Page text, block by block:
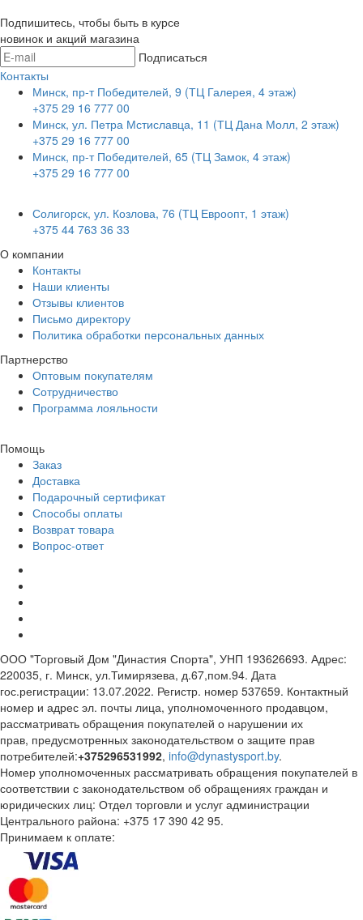
Подпишитесь, чтобы быть в курсе
новинок и акций магазина
Подписаться
Контакты
Минск, пр-т Победителей, 9 (ТЦ Галерея, 4 этаж)
+375 29 16 777 00
Минск, ул. Петра Мстиславца, 11 (ТЦ Дана Молл, 2 этаж)
+375 29 16 777 00
Минск, пр-т Победителей, 65 (ТЦ Замок, 4 этаж)
+375 29 16 777 00
Солигорск, ул. Козлова, 76 (ТЦ Евроопт, 1 этаж)
+375 44 763 36 33
О компании
Контакты
Наши клиенты
Отзывы клиентов
Письмо директору
Политика обработки персональных данных
Партнерство
Оптовым покупателям
Сотрудничество
Программа лояльности
Помощь
Заказ
Доставка
Подарочный сертификат
Способы оплаты
Возврат товара
Вопрос-ответ
ООО "Торговый Дом "Династия Спорта", УНП 193626693. Адрес:
220035, г. Минск, ул.Тимирязева, д.67,пом.94. Дата
гос.регистрации: 13.07.2022. Регистр. номер 537659. Контактный
номер и адрес эл. почты лица, уполномоченного продавцом,
рассматривать обращения покупателей о нарушении их
прав, предусмотренных законодательством о защите прав
потребителей:+375296531992, info@dynastysport.by.
Номер уполномоченных рассматривать обращения покупателей в
соответствии с законодательством об обращениях граждан и
юридических лиц: Отдел торговли и услуг администрации
Центрального района: +375 17 390 42 95.
Принимаем к оплате: